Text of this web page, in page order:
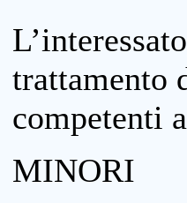
trattamento
competenti
MINORI